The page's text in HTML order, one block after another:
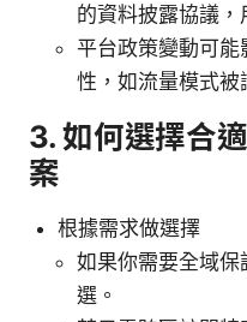
的資料披露協議，
平台政策變動可
性，如流量模式被
3. 如何選擇合
案
根據需求做選擇
如果你需要全域
選。